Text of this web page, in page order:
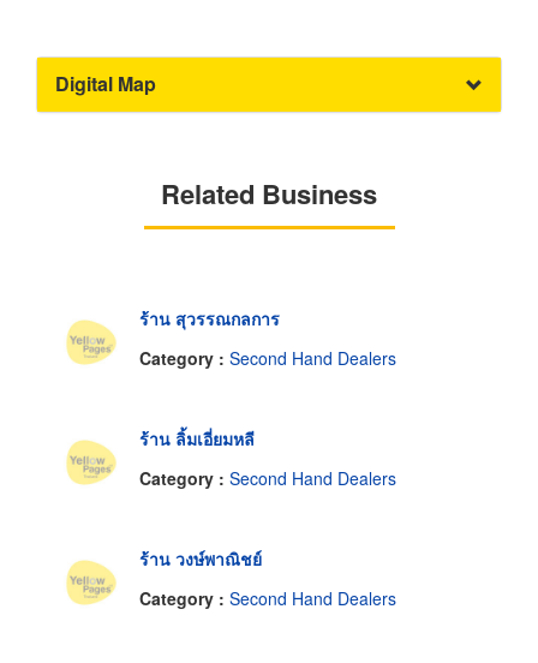
Digital Map
Related Business
ร้าน สุวรรณกลการ
Category : Second Hand Dealers
ร้าน ลิ้มเอี่ยมหลี
Category : Second Hand Dealers
ร้าน วงษ์พาณิชย์
Category : Second Hand Dealers